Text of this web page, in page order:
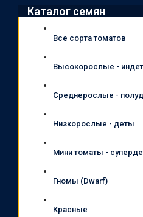
Каталог семян
Все сорта томатов
Высокорослые -
Среднерослые -
Низкорослые - деты
Мини томаты -
Гномы (Dwarf)
Красные